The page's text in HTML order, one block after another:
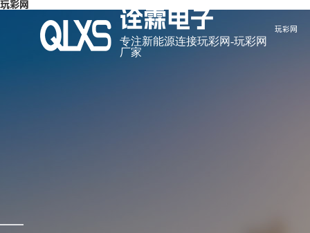
玩彩网 诠霖电子
专注新能源连接玩彩网-玩彩网
厂家
玩彩网